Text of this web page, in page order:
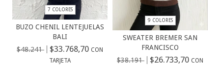
7 COLORES
BUZO CHENIL LENTEJUELAS
BALI
$48.241
$33.768,70 CON
TARJETA
9 COLORES
SWEATER BREMER SAN
FRANCISCO
$38.191
$26.733,70 CON